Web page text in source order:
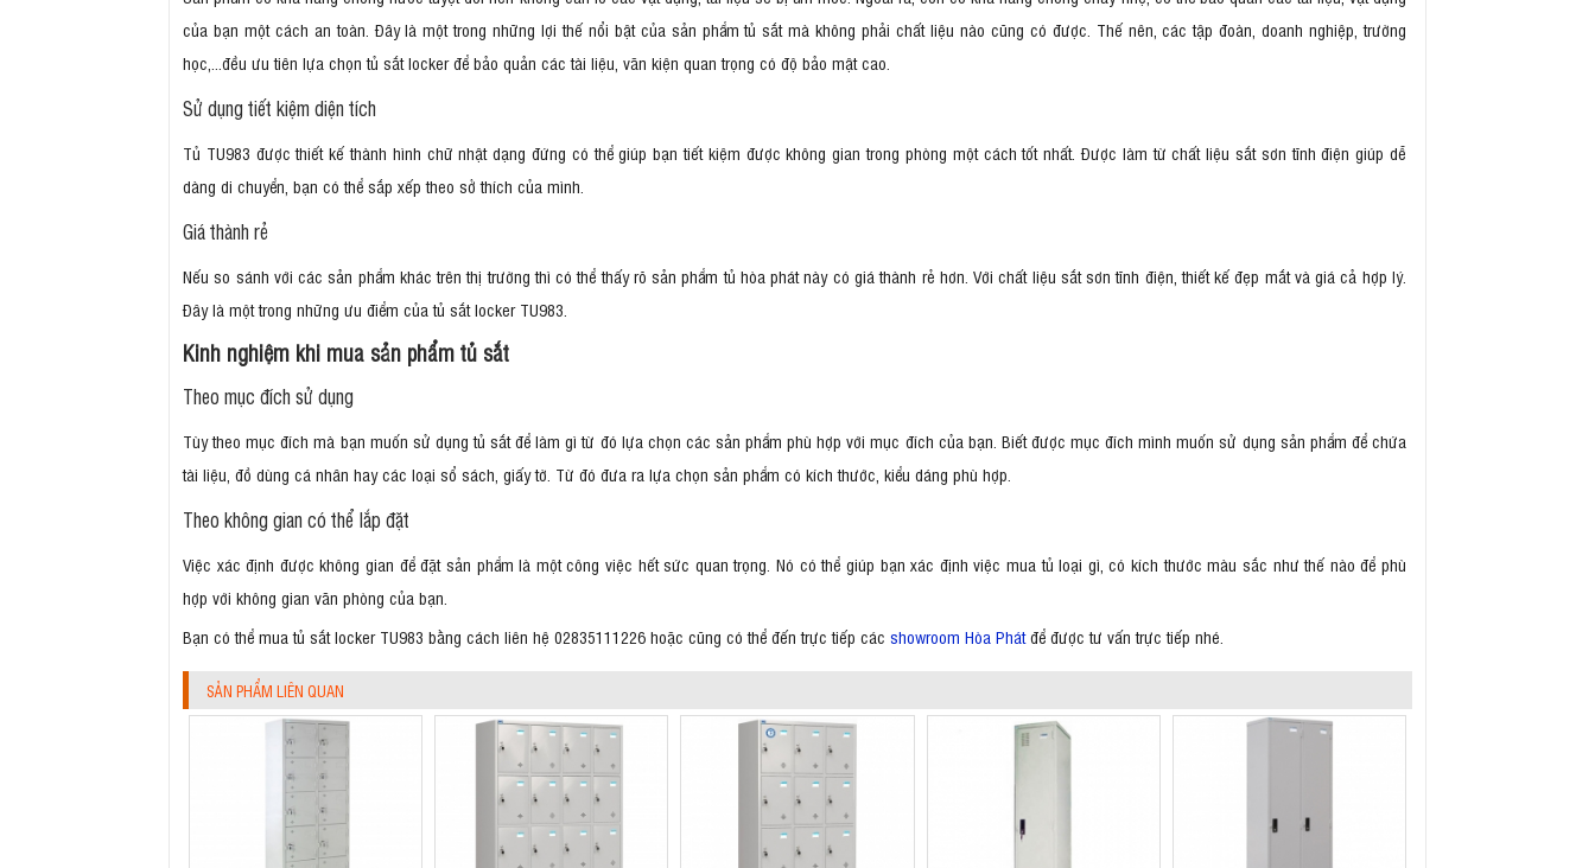
của bạn một cách an toàn. Đây là một trong những lợi thế nổi bật của sản phẩm tủ sắt mà không phải chất liệu nào cũng có được. Thế nên, các tập đoàn, doanh nghiệp, trường
học,...đều ưu tiên lựa chọn tủ sắt locker để bảo quản các tài liệu, văn kiện quan trọng có độ bảo mật cao.
Sử dụng tiết kiệm diện tích
Tủ TU983 được thiết kế thành hình chữ nhật dạng đứng có thể giúp bạn tiết kiệm được không gian trong phòng một cách tốt nhất. Được làm từ chất liệu sắt sơn tĩnh điện giúp dễ
dàng di chuyển, bạn có thể sắp xếp theo sở thích của mình.
Giá thành rẻ
Nếu so sánh với các sản phẩm khác trên thị trường thì có thể thấy rõ sản phẩm tủ hòa phát này có giá thành rẻ hơn. Với chất liệu sắt sơn tĩnh điện, thiết kế đẹp mắt và giá cả hợp lý.
Đây là một trong những ưu điểm của tủ sắt locker TU983.
Kinh nghiệm khi mua sản phẩm tủ sắt
Theo mục đích sử dụng
Tùy theo mục đích mà bạn muốn sử dụng tủ sắt để làm gì từ đó lựa chọn các sản phẩm phù hợp với mục đích của bạn. Biết được mục đích mình muốn sử dụng sản phẩm để chứa
tài liệu, đồ dùng cá nhân hay các loại sổ sách, giấy tờ. Từ đó đưa ra lựa chọn sản phẩm có kích thước, kiểu dáng phù hợp.
Theo không gian có thể lắp đặt
Việc xác định được không gian để đặt sản phẩm là một công việc hết sức quan trọng. Nó có thể giúp bạn xác định việc mua tủ loại gì, có kích thước màu sắc như thế nào để phù
hợp với không gian văn phòng của bạn.
Bạn có thể mua tủ sắt locker TU983 bằng cách liên hệ 02835111226 hoặc cũng có thể đến trực tiếp các showroom Hòa Phátđể được tư vấn trực tiếp nhé.
SẢN PHẨM LIÊN QUAN